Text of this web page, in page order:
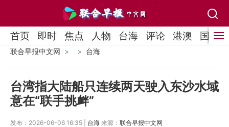
首页 即时 焦点 人物 台海 评论 港澳 国际
联合早报中文网 台海
台湾指大陆船只连续两天驶入东沙水域
意在“联手挑衅”
发布：2026-06-06 16:35 | 台海 来源： 联合早报中文网